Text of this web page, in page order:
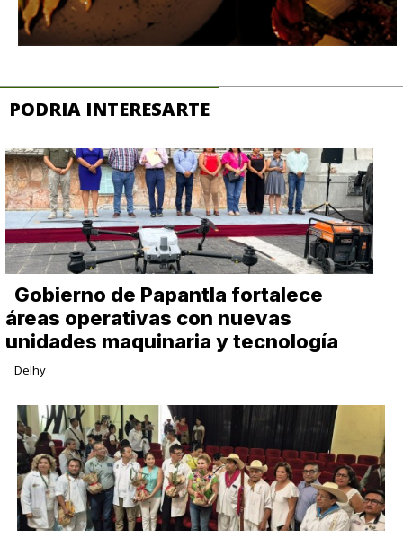
PODRIA INTERESARTE
Gobierno de Papantla fortalece
áreas operativas con nuevas
unidades maquinaria y tecnología
Delhy